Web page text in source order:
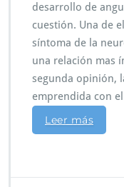
desarrollo de
cuestión. Una de
síntoma de la
una relación mas
segunda opinión,
emprendida con
Leer más